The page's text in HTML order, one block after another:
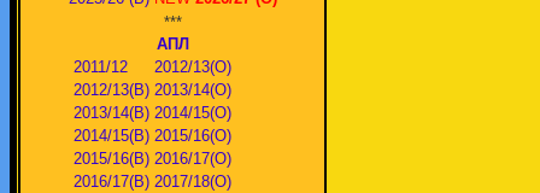
***
АПЛ
2011/12
2012/13(О)
2012/13(В) 2013/14(О)
2013/14(В) 2014/15(О)
2014/15(В) 2015/16(О)
2015/16(В) 2016/17(О)
2016/17(В) 2017/18(О)